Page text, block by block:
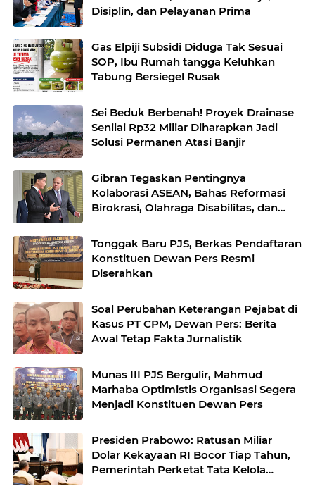
Disiplin, dan Pelayanan Prima
Gas Elpiji Subsidi Diduga Tak Sesuai
SOP, Ibu Rumah tangga Keluhkan
Tabung Bersiegel Rusak
Sei Beduk Berbenah! Proyek Drainase
Senilai Rp32 Miliar Diharapkan Jadi
Solusi Permanen Atasi Banjir
Gibran Tegaskan Pentingnya
Kolaborasi ASEAN, Bahas Reformasi
Birokrasi, Olahraga Disabilitas, dan
Tonggak Baru PJS, Berkas Pendaftaran
Konstituen Dewan Pers Resmi
Diserahkan
Soal Perubahan Keterangan Pejabat di
Kasus PT CPM, Dewan Pers: Berita
Awal Tetap Fakta Jurnalistik
Munas III PJS Bergulir, Mahmud
Marhaba Optimistis Organisasi Segera
Menjadi Konstituen Dewan Pers
Presiden Prabowo: Ratusan Miliar
Dolar Kekayaan RI Bocor Tiap Tahun,
Pemerintah Perketat Tata Kelola